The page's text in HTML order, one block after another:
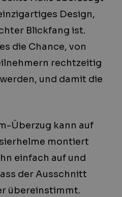
Design,
Blickfang ist.
die Chance, von
rechtzeitig
und damit die
Überzug kann auf
montiert
einfach auf und
der Ausschnitt
übereinstimmt.